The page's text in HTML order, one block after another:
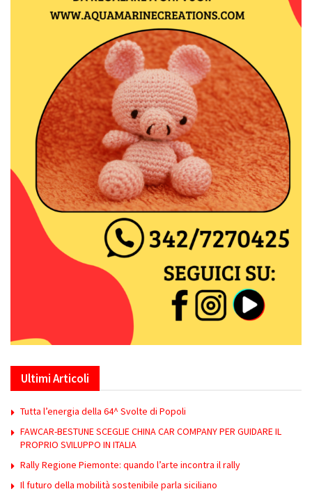
Ultimi Articoli
Tutta l’energia della 64^ Svolte di Popoli
FAWCAR-BESTUNE SCEGLIE CHINA CAR COMPANY PER GUIDARE IL
PROPRIO SVILUPPO IN ITALIA
Rally Regione Piemonte: quando l’arte incontra il rally
Il futuro della mobilità sostenibile parla siciliano